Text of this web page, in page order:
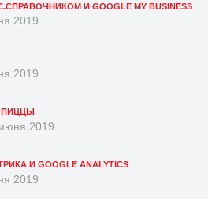
И GOOGLE MY BUSINESS
2019
2019
ПИЦЦЫ
2019
И GOOGLE ANALYTICS
2019